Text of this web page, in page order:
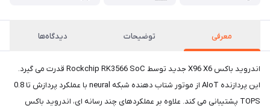
معرفی توضیحات دیدگاه‌ها
اندروید باکس X96 X6 جدید توسط Rockchip RK3566 SoC قدرت می گیرد.
این پردازنده AIoT از موتور شتاب دهنده شبکه neural با عملکرد پردازش تا 0.8
TOPS پشتیبانی می کند. علاوه بر عملکردهای چند رسانه ای، اندروید باکس